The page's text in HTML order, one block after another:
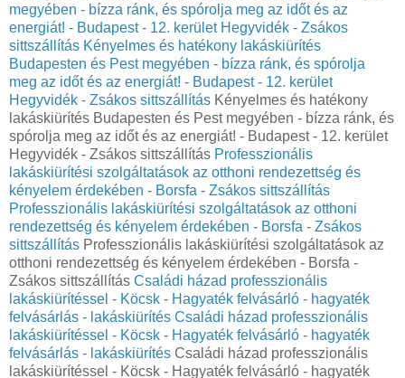
megyében - bízza ránk, és spórolja meg az időt és az
energiát! - Budapest - 12. kerület Hegyvidék - Zsákos
sittszállítás Kényelmes és hatékony lakáskiürítés
Budapesten és Pest megyében - bízza ránk, és spórolja
meg az időt és az energiát! - Budapest - 12. kerület
Hegyvidék - Zsákos sittszállítás Kényelmes és hatékony
lakáskiürítés Budapesten és Pest megyében - bízza ránk, és
spórolja meg az időt és az energiát! - Budapest - 12. kerület
Hegyvidék - Zsákos sittszállítás Professzionális
lakáskiürítési szolgáltatások az otthoni rendezettség és
kényelem érdekében - Borsfa - Zsákos sittszállítás
Professzionális lakáskiürítési szolgáltatások az otthoni
rendezettség és kényelem érdekében - Borsfa - Zsákos
sittszállítás Professzionális lakáskiürítési szolgáltatások az
otthoni rendezettség és kényelem érdekében - Borsfa -
Zsákos sittszállítás Családi házad professzionális
lakáskiürítéssel - Köcsk - Hagyaték felvásárló - hagyaték
felvásárlás - lakáskiürítés Családi házad professzionális
lakáskiürítéssel - Köcsk - Hagyaték felvásárló - hagyaték
felvásárlás - lakáskiürítés Családi házad professzionális
lakáskiürítéssel - Köcsk - Hagyaték felvásárló - hagyaték